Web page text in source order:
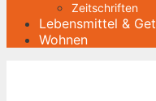
Zeitschriften
Lebensmittel &
Wohnen